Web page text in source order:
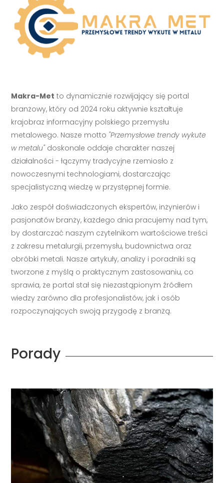
Makra-Met to dynamicznie rozwijający się portal
branżowy, który od 2024 roku aktywnie kształtuje
krajobraz informacyjny polskiego przemysłu
metalowego. Nasze motto "Przemysłowe trendy wykute
w metalu"doskonale oddaje charakter naszej
działalności - łączymy tradycyjne rzemiosło z
nowoczesnymi technologiami, dostarczając
specjalistyczną wiedzę w przystępnej formie.
Jako zespół doświadczonych ekspertów, inżynierów i
pasjonatów branży, każdego dnia pracujemy nad tym,
by dostarczać naszym czytelnikom wartościowe treści
z zakresu metalurgii, przemysłu, budownictwa oraz
obróbki metali. Nasze artykuły, analizy i poradniki są
tworzone z myślą o praktycznym zastosowaniu, co
sprawia, że portal stał się niezastąpionym źródłem
wiedzy zarówno dla profesjonalistów, jak i osób
rozpoczynających swoją przygodę z branżą.
Porady